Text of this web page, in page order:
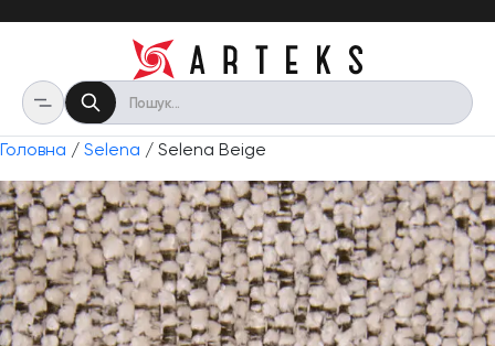
Головна / Selena / Selena Beige